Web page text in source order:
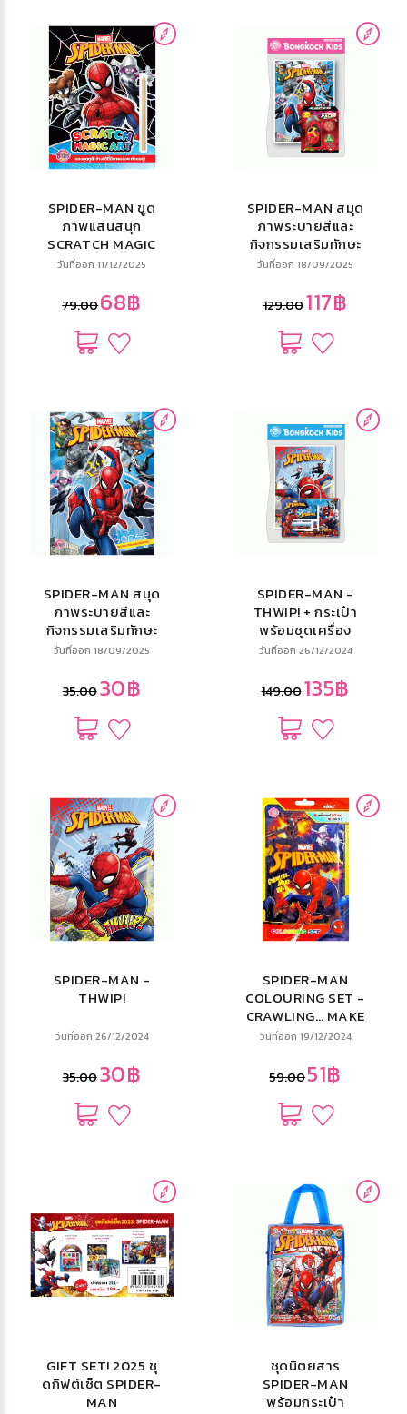
SPIDER-MAN ขูด
ภาพแสนสนุก
SCRATCH MAGIC
ART + แท่งขูดภาพ
วันที่ออก 11/12/2025
79.0068฿
SPIDER-MAN สมุด
ภาพระบายสีและ
กิจกรรมเสริมทักษะ
Spider-Sense +
วันที่ออก 18/09/2025
129.00117฿
SPIDER-MAN สมุด
ภาพระบายสีและ
กิจกรรมเสริมทักษะ
Spider-Sense
วันที่ออก 18/09/2025
35.0030฿
SPIDER-MAN -
THWIP! + กระเป๋า
พร้อมชุดเครื่อง
เขียน
วันที่ออก 26/12/2024
149.00135฿
SPIDER-MAN -
THWIP!
วันที่ออก 26/12/2024
35.0030฿
SPIDER-MAN
COLOURING SET -
CRAWLING… MAKE
WAY + สีไม้และสติ๊ก
วันที่ออก 19/12/2024
59.0051฿
GIFT SET! 2025 ชุ
ดกิฟต์เซ็ต SPIDER-
MAN
ชุดนิตยสาร
SPIDER-MAN
พร้อมกระเป๋า